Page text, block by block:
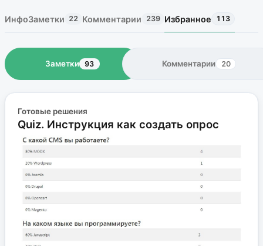
ИнфоЗаметки 22 Комментарии 239 Избранное 113
Заметки 93 Комментарии 20
Готовые решения
Quiz. Инструкция как создать опрос